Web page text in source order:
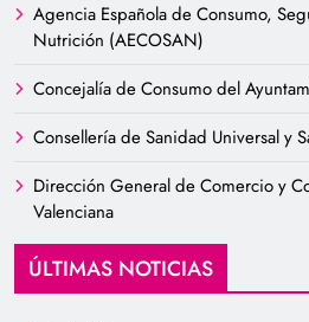
Agencia Española de Consumo,
Nutrición (AECOSAN)
Concejalía de Consumo del
Consellería de Sanidad Universal y
Dirección General de Comercio y
Valenciana
ÚLTIMAS NOTICIAS